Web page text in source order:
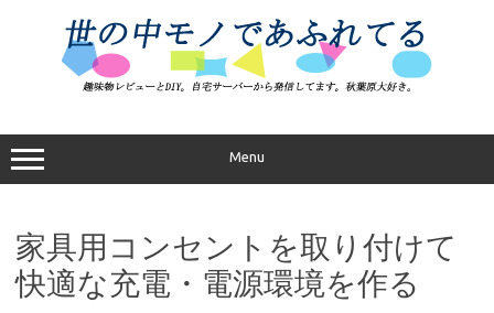
プ
Menu
家具用コンセントを取り付けて
快適な充電・電源環境を作る